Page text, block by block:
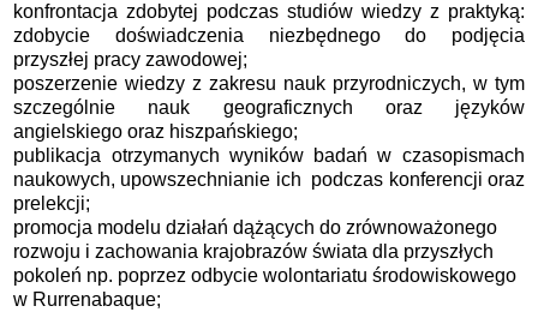
konfrontacja zdobytej podczas studiów wiedzy z praktyką:
zdobycie doświadczenia niezbędnego do podjęcia
przyszłej pracy zawodowej;
poszerzenie wiedzy z zakresu nauk przyrodniczych, w tym
szczególnie nauk geograficznych oraz języków
angielskiego oraz hiszpańskiego;
publikacja otrzymanych wyników badań w czasopismach
naukowych, upowszechnianie ich podczas konferencji oraz
prelekcji;
promocja modelu działań dążących do zrównoważonego
rozwoju i zachowania krajobrazów świata dla przyszłych
pokoleń np. poprzez odbycie wolontariatu środowiskowego
w Rurrenabaque;